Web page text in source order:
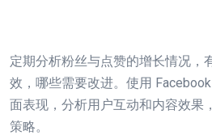
定期分析粉丝与点赞的增长情况，
效，哪些需要改进。使用
面表现，分析用户互动和内容效果
策略。